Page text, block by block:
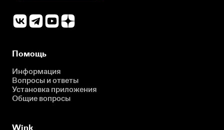
Помощь
Информация
Вопросы и ответы
Установка приложения
Общие вопросы
Wink